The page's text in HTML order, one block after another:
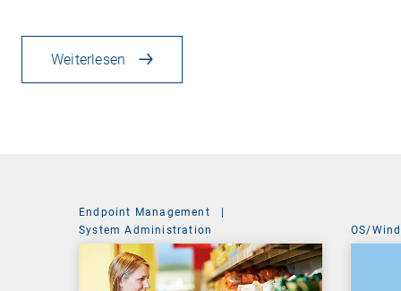
Weiterlesen
Endpoint Management
|
System Administration
OS/